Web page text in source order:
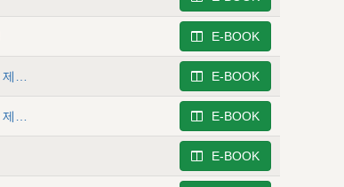
E-BOOK
E-BOOK
E-BOOK
E-BOOK